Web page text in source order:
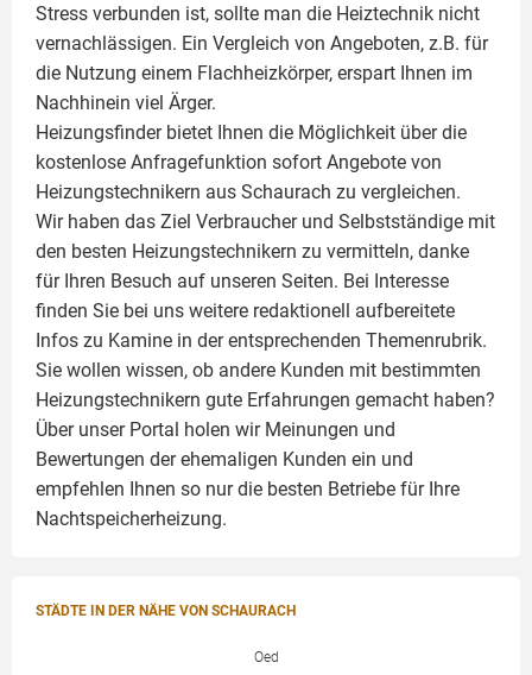
Stress verbunden ist, sollte man die Heiztechnik nicht
vernachlässigen. Ein Vergleich von Angeboten, z.B. für
die Nutzung einem Flachheizkörper, erspart Ihnen im
Nachhinein viel Ärger.
Heizungsfinder bietet Ihnen die Möglichkeit über die
kostenlose Anfragefunktion sofort Angebote von
Heizungstechnikern aus Schaurach zu vergleichen.
Wir haben das Ziel Verbraucher und Selbstständige mit
den besten Heizungstechnikern zu vermitteln, danke
für Ihren Besuch auf unseren Seiten. Bei Interesse
finden Sie bei uns weitere redaktionell aufbereitete
Infos zu Kamine in der entsprechenden Themenrubrik.
Sie wollen wissen, ob andere Kunden mit bestimmten
Heizungstechnikern gute Erfahrungen gemacht haben?
Über unser Portal holen wir Meinungen und
Bewertungen der ehemaligen Kunden ein und
empfehlen Ihnen so nur die besten Betriebe für Ihre
Nachtspeicherheizung.
STÄDTE IN DER NÄHE VON SCHAURACH
Oed